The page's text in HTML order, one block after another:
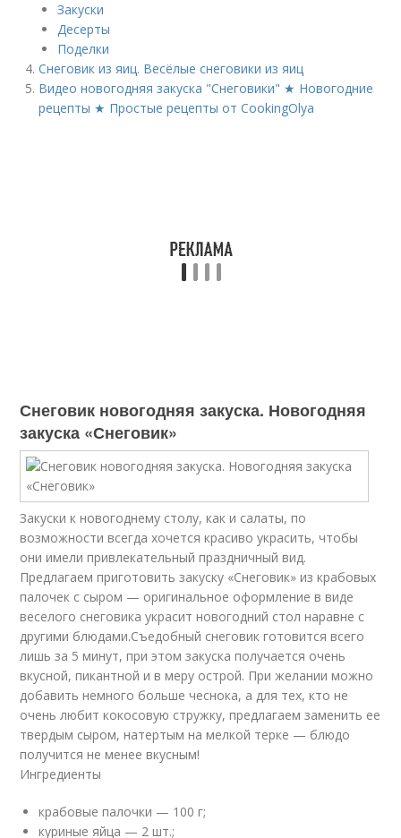
Закуски
Десерты
Поделки
Снеговик из яиц. Весёлые снеговики из яиц
Видео новогодняя закуска "Снеговики" ★ Новогодние
рецепты ★ Простые рецепты от CookingOlya
Снеговик новогодняя закуска. Новогодняя
закуска «Снеговик»
Закуски к новогоднему столу, как и салаты, по
возможности всегда хочется красиво украсить, чтобы
они имели привлекательный праздничный вид.
Предлагаем приготовить закуску «Снеговик» из крабовых
палочек с сыром — оригинальное оформление в виде
веселого снеговика украсит новогодний стол наравне с
другими блюдами.Съедобный снеговик готовится всего
лишь за 5 минут, при этом закуска получается очень
вкусной, пикантной и в меру острой. При желании можно
добавить немного больше чеснока, а для тех, кто не
очень любит кокосовую стружку, предлагаем заменить ее
твердым сыром, натертым на мелкой терке — блюдо
получится не менее вкусным!
Ингредиенты
крабовые палочки — 100 г;
куриные яйца — 2 шт.;